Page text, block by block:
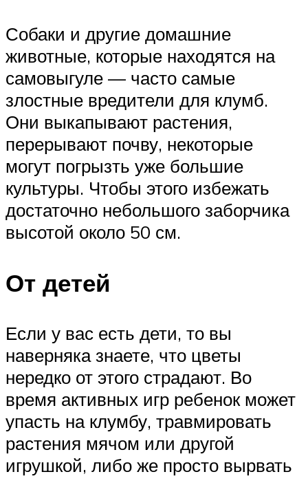
Собаки и другие домашние
животные, которые находятся на
самовыгуле — часто самые
злостные вредители для клумб.
Они выкапывают растения,
перерывают почву, некоторые
могут погрызть уже большие
культуры. Чтобы этого избежать
достаточно небольшого заборчика
высотой около 50 см.
От детей
Если у вас есть дети, то вы
наверняка знаете, что цветы
нередко от этого страдают. Во
время активных игр ребенок может
упасть на клумбу, травмировать
растения мячом или другой
игрушкой, либо же просто вырвать